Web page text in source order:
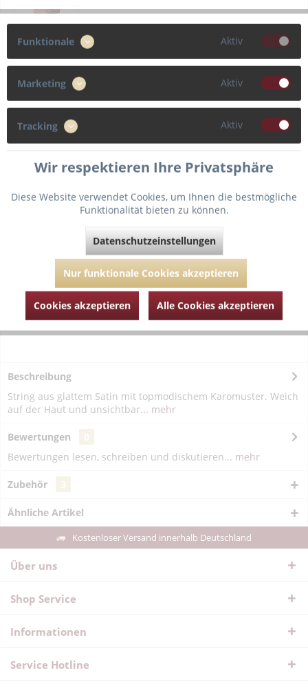
Größe
38 44
46
In denWarenkorb
Fragen zum Artikel?
Artikel-Nr.: PDT064-2320-Italian-Check-38
Beschreibung
String aus glattem Satin mit topmodischem Karomuster. Weich
auf der Haut und unsichtbar... mehr
Bewertungen
Bewertungen lesen, schreiben und diskutieren... mehr
Zubehör
Ähnliche Artikel
Kostenloser Versand innerhalb Deutschland
Über uns
Shop Service
Informationen
Service Hotline
Funktionale Aktiv
Marketing Aktiv
Tracking Aktiv
Wir respektieren Ihre Privatsphäre
Diese Website verwendet Cookies, um Ihnen die bestmögliche
Funktionalität bieten zu können.
Datenschutzeinstellungen
Nur funktionale Cookies akzeptieren
Cookies akzeptieren Alle Cookies akzeptieren